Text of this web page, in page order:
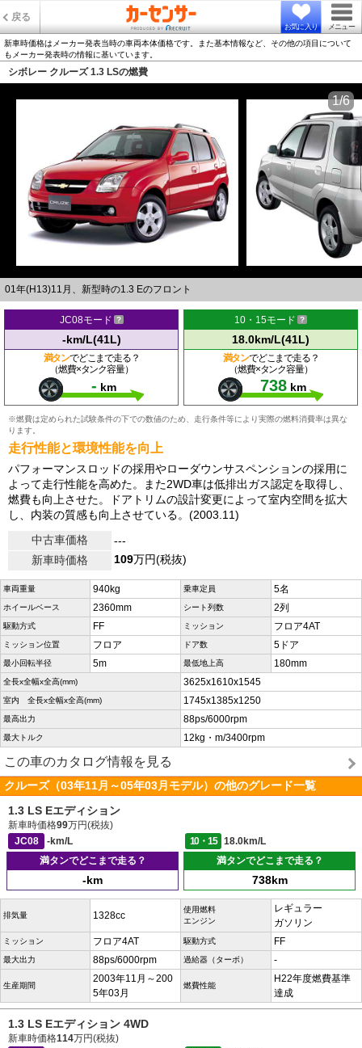
戻る
お気に入り メニュー
新車時価格はメーカー発表当時の車両本体価格です。また基本情報など、その他の項目について
もメーカー発表時の情報に基いています。
シボレー クルーズ 1.3 LSの燃費
01年(H13)11月、新型時の1.3 Eのフロント
1/6
JC08モード
-km/L(41L)
満タンでどこまで走る？
（燃費×タンク容量）
- km
10・15モード
18.0km/L(41L)
満タンでどこまで走る？
（燃費×タンク容量）
738 km
※燃費は定められた試験条件の下での数値のため、走行条件等により実際の燃料消費率は異な
ります。
走行性能と環境性能を向上
パフォーマンスロッドの採用やローダウンサスペンションの採用に
よって走行性能を高めた。また2WD車は低排出ガス認定を取得し、
燃費も向上させた。ドアトリムの設計変更によって室内空間を拡大
し、内装の質感も向上させている。(2003.11)
中古車価格
---
新車時価格
109万円(税抜)
車両重量 940kg 乗車定員 5名
ホイールベース 2360mm シート列数 2列
駆動方式 FF ミッション フロア4AT
ミッション位置 フロア ドア数 5ドア
最小回転半径 5m 最低地上高 180mm
全長x全幅x全高(mm) 3625x1610x1545
室内 全長x全幅x全高(mm) 1745x1385x1250
最高出力 88ps/6000rpm
最大トルク 12kg・m/3400rpm
この車のカタログ情報を見る
クルーズ（03年11月～05年03月モデル）の他のグレード一覧
1.3 LS Eエディション
新車時価格99万円(税抜)
JC08
-km/L 10・15
18.0km/L
満タンでどこまで走る？
-km
満タンでどこまで走る？
738km
排気量 1328cc
使用燃料
エンジン
レギュラー
ガソリン
ミッション フロア4AT 駆動方式 FF
最大出力 88ps/6000rpm 過給器（ターボ） -
生産期間
2003年11月～200
5年03月
燃費性能
H22年度燃費基準
達成
1.3 LS Eエディション 4WD
新車時価格114万円(税抜)